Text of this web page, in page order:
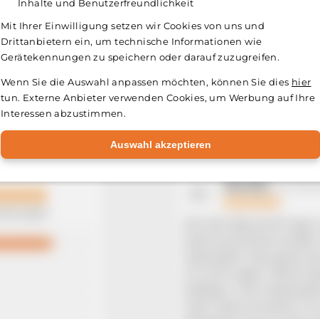
Kundenfeedback im Fokus
Merende 04.
Inhalte und Benutzerfreundlichkeit
Mit Ihrer Einwilligung setzen wir Cookies von uns und
Drittanbietern ein, um technische Informationen wie
Gerätekennungen zu speichern oder darauf zuzugreifen.
Wenn Sie die Auswahl anpassen möchten, können Sie dies hier
tun. Externe Anbieter verwenden Cookies, um Werbung auf Ihre
Interessen abzustimmen.
Auswahl akzeptieren